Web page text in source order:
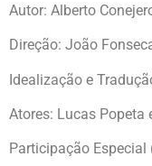
Autor: Alberto
Direção: João
Idealização e
Atores: Lucas Popeta
Participação